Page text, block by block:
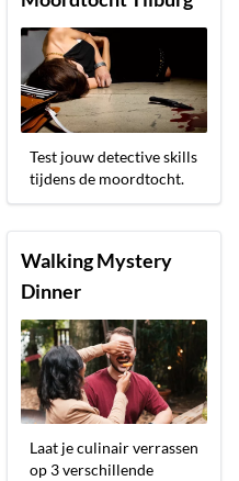
Test jouw detective skills
tijdens de moordtocht.
Walking Mystery
Dinner
Laat je culinair verrassen
op 3 verschillende